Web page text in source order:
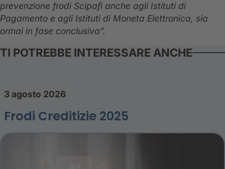
prevenzione frodi Scipafi anche agli Istituti di
Pagamento e agli Istituti di Moneta Elettronica, sia
ormai in fase conclusiva”.
TI POTREBBE INTERESSARE ANCHE
3 agosto 2026
Frodi Creditizie 2025